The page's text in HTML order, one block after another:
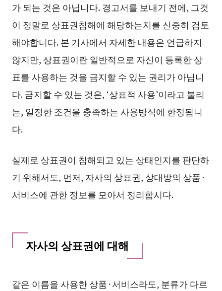
가 되는 것은 아닙니다. 경고서를 보내기 전에, 그것
이 정말로 상표권침해에 해당하는지를 신중히 검토
해야합니다. 본 기사에서 자세한 내용은 언급하지
않지만, 상표권이란 일반적으로 자신이 등록한 상
표를 사용하는 것을 금지할 수 있는 권리가 아닙니
다. 금지할 수 있는 것은, ‘상표적 사용’이라고 불리
는, 일정한 조건을 충족하는 사용방식에 한정됩니
다.
실제로 상표권이 침해되고 있는 상태인지를 판단하
기 위해서도, 먼저, 자사의 상표권, 상대방의 상품·
서비스에 관한 정보를 모아서 정리합시다.
자사의 상표권에 대해
같은 이름을 사용한 상품·서비스라도, 분류가 다르